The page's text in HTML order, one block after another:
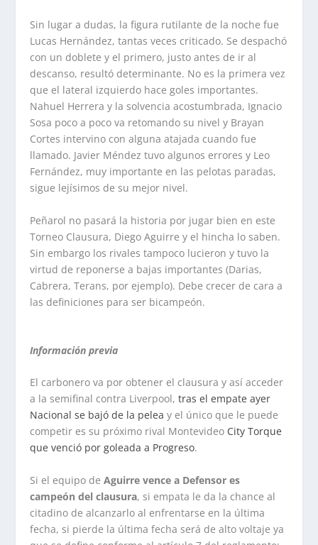
Sin lugar a dudas, la figura rutilante de la noche fue
Lucas Hernández, tantas veces criticado. Se despachó
con un doblete y el primero, justo antes de ir al
descanso, resultó determinante. No es la primera vez
que el lateral izquierdo hace goles importantes.
Nahuel Herrera y la solvencia acostumbrada, Ignacio
Sosa poco a poco va retomando su nivel y Brayan
Cortes intervino con alguna atajada cuando fue
llamado. Javier Méndez tuvo algunos errores y Leo
Fernández, muy importante en las pelotas paradas,
sigue lejísimos de su mejor nivel.
Peñarol no pasará la historia por jugar bien en este
Torneo Clausura, Diego Aguirre y el hincha lo saben.
Sin embargo los rivales tampoco lucieron y tuvo la
virtud de reponerse a bajas importantes (Darias,
Cabrera, Terans, por ejemplo). Debe crecer de cara a
las definiciones para ser bicampeón.
Información previa
El carbonero va por obtener el clausura y así acceder
a la semifinal contra Liverpool,tras el empate ayer
Nacional se bajó de la pelea y el único que le puede
competir es su próximo rival Montevideo City Torque
que venció por goleada a Progreso.
Si el equipo de Aguirre vence a Defensor es
campeón del clausura, si empata le da la chance al
citadino de alcanzarlo al enfrentarse en la última
fecha, si pierde la última fecha será de alto voltaje ya